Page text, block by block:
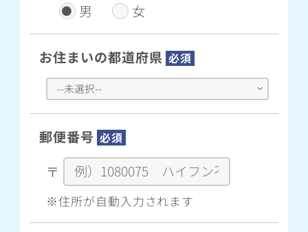
男 女
お住まいの都道府県 必須
郵便番号 必須
〒
※住所が自動入力されます